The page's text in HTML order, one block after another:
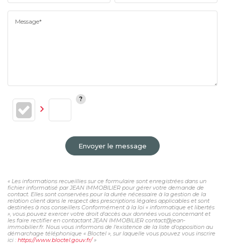
Message*
Envoyer le message
« Les informations recueillies sur ce formulaire sont enregistrées dans un
fichier informatisé par JEAN IMMOBILIER pour gérer votre demande de
contact. Elles sont conservées pour la durée nécessaire à la gestion de la
relation client dans le respect des prescriptions légales applicables et sont
destinées à nos conseillers Conformément à la loi « informatique et libertés
», vous pouvez exercer votre droit d'accès aux données vous concernant et
les faire rectifier en contactant JEAN IMMOBILIER contact@jean-
immobilier.fr. Nous vous informons de l'existence de la liste d'opposition au
démarchage téléphonique « Bloctel », sur laquelle vous pouvez vous inscrire
ici : https://www.bloctel.gouv.fr/»